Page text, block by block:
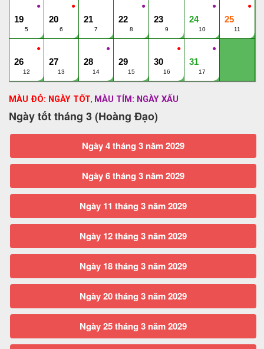
●
19
5
●
20
6
21
7
●
22
8
23
9
●
24
10
●
25
11
●
26
12
27
13
●
28
14
29
15
●
30
16
●
31
17
MÀU ĐỎ: NGÀY TỐT, MÀU TÍM: NGÀY XẤU
Ngày tốt tháng 3 (Hoàng Đạo)
Ngày 4 tháng 3 năm 2029
Ngày 6 tháng 3 năm 2029
Ngày 11 tháng 3 năm 2029
Ngày 12 tháng 3 năm 2029
Ngày 18 tháng 3 năm 2029
Ngày 20 tháng 3 năm 2029
Ngày 25 tháng 3 năm 2029